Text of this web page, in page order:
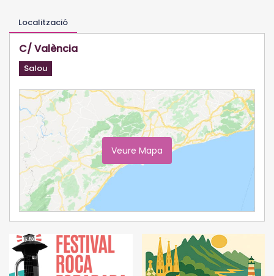
Localització
C/ València
Salou
Veure Mapa